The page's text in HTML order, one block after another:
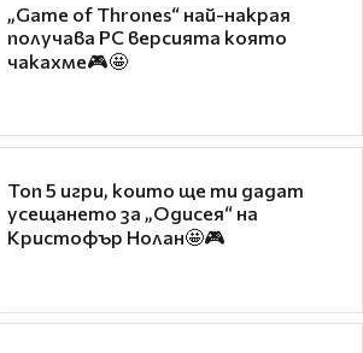
„Game of Thrones“ най-накрая
получава PC версията която
чакахме🎮🤩
Топ 5 игри, които ще ти дадат
усещането за „Одисея“ на
Кристофър Нолан🤩🎮